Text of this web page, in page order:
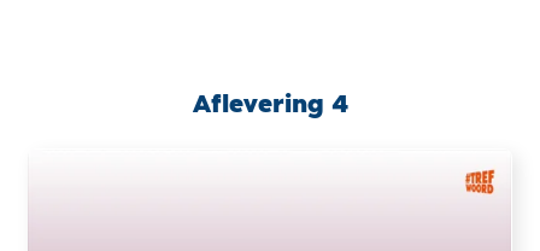
Aflevering 4